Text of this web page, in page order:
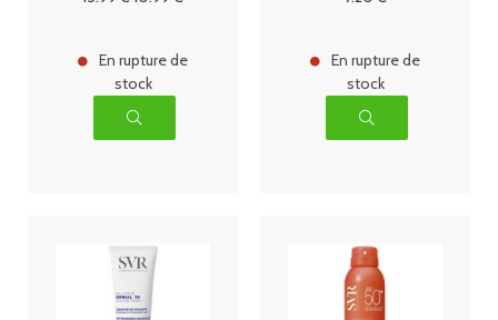
En rupture de
stock
En rupture de
stock